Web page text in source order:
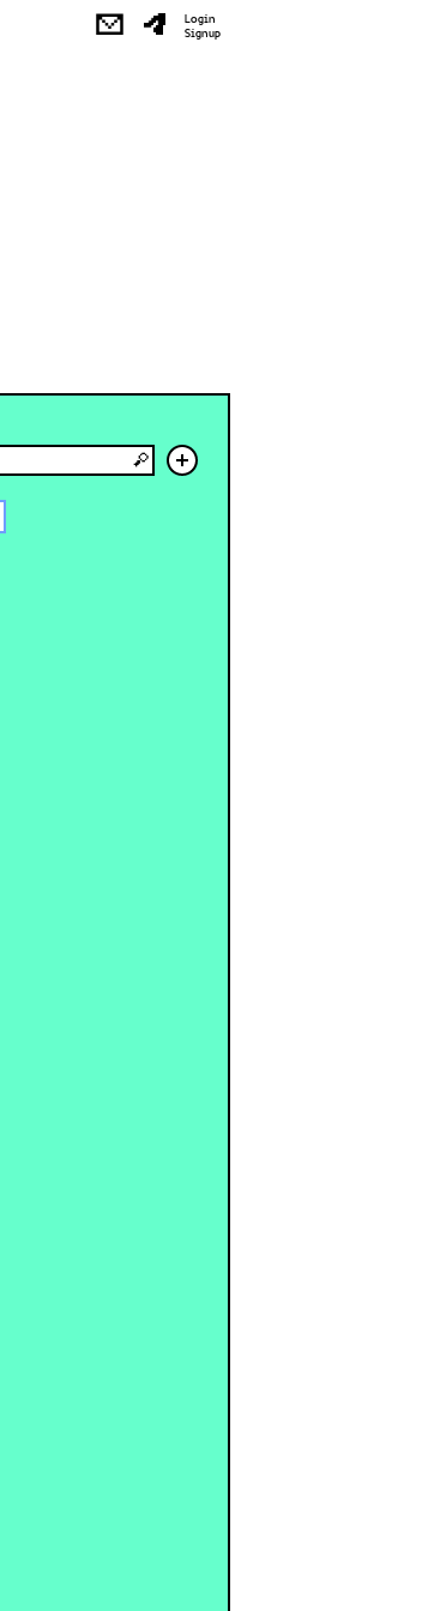
✉
Login
Signup
+